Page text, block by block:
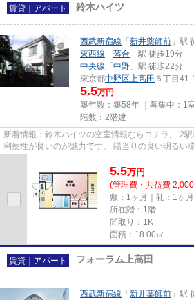
賃貸｜アパート 鈴木ハイツ
西武新宿線 「 新井薬師前 」駅
東西線 「 落合 」駅 徒歩19分
中央線 「 中野 」駅 徒歩22分
東京都中野区上高田 ５丁目41-
5.5万円
築年数：築58年 ｜募集中： 1
階数：2階建
新着情報：鈴木ハイツの空室情報ならコチラ。 2
利便性が良いのが魅力です。 陽当りの良い明るい
5.5万円
(管理費・共益費
敷：1ヶ月｜礼：1ヶ月
所在階：1階
間取り：1K
面積：18.00㎡
賃貸｜アパート フォーラム上高田
西武新宿線 「 新井薬師前 」駅